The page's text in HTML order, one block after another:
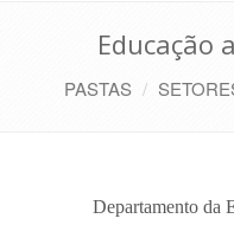
Educação
PASTAS
Departamento da